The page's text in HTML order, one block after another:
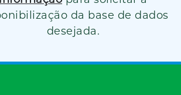
da base de dados
desejada.